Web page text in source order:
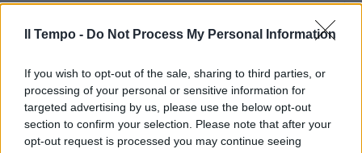
Il Tempo - Do Not Process My Personal Information
If you wish to opt-out of the sale, sharing to third parties, or
processing of your personal or sensitive information for
targeted advertising by us, please use the below opt-out
section to confirm your selection. Please note that after your
opt-out request is processed you may continue seeing
RETROSCENA
Il "messaggio politico" di
07/02/2023